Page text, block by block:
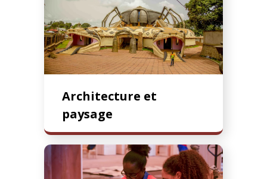
Architecture et
paysage